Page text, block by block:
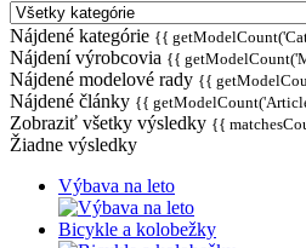
Nájdené kategórie {{
Nájdení výrobcovia {{
Nájdené modelové rady {{
Nájdené články {{
Zobraziť všetky výsledky {{
Žiadne výsledky
Výbava na leto
Bicykle a kolobežky